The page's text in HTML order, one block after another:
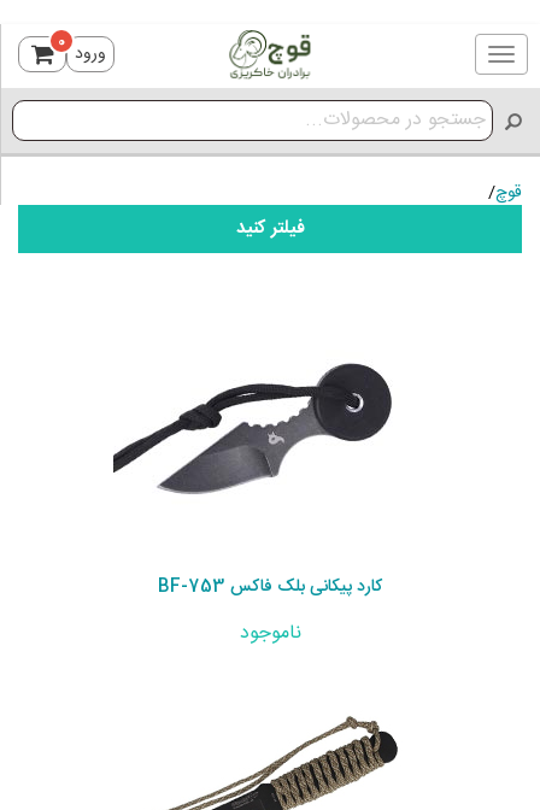
Toggle
navigation
ورود 0
قوچ/
فیلتر کنید
کارد پیکانی بلک فاکس BF-753
ناموجود